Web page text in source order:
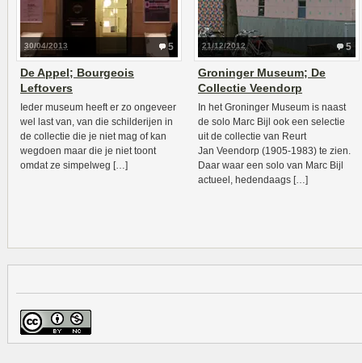
5
30/04/2013
De Appel; Bourgeois
Leftovers
Ieder museum heeft er zo ongeveer
wel last van, van die schilderijen in
de collectie die je niet mag of kan
wegdoen maar die je niet toont
omdat ze simpelweg […]
5
21/12/2012
Groninger Museum; De
Collectie Veendorp
In het Groninger Museum is naast
de solo Marc Bijl ook een selectie
uit de collectie van Reurt
Jan Veendorp (1905-1983) te zien.
Daar waar een solo van Marc Bijl
actueel, hedendaags […]